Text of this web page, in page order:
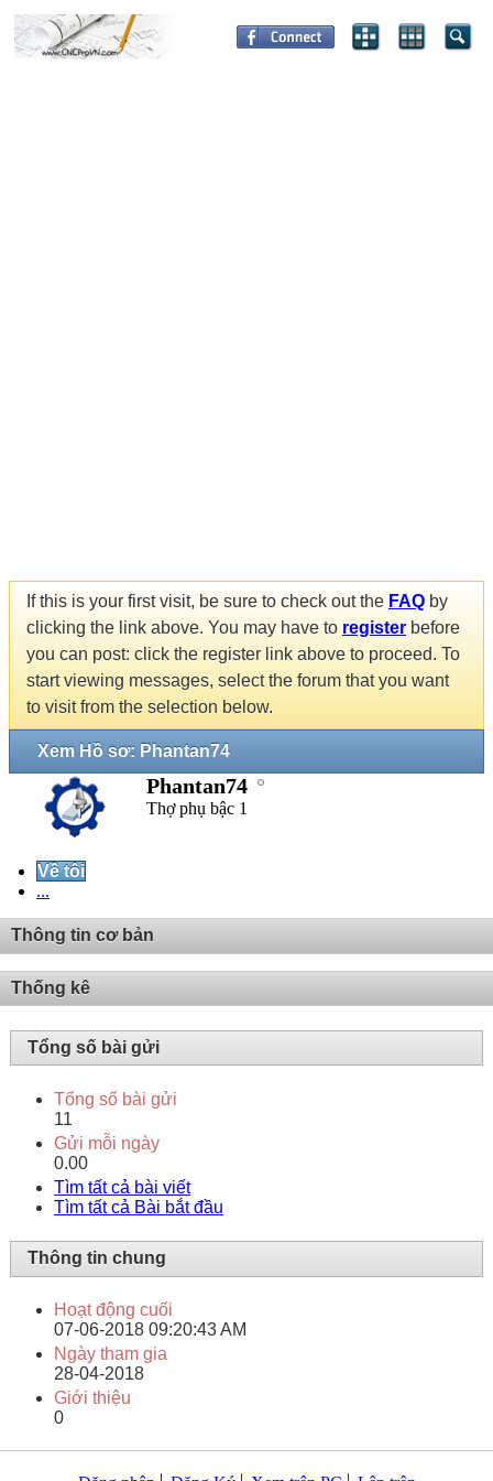
If this is your first visit, be sure to check out the FAQ by
clicking the link above. You may have to register before
you can post: click the register link above to proceed. To
start viewing messages, select the forum that you want
to visit from the selection below.
Xem Hồ sơ: Phantan74
Phantan74
Thợ phụ bậc 1
Về tôi
...
Thông tin cơ bản
Thống kê
Tổng số bài gửi
Tổng số bài gửi
11
Gửi mỗi ngày
0.00
Tìm tất cả bài viết
Tìm tất cả Bài bắt đầu
Thông tin chung
Hoạt động cuối
07-06-2018 09:20:43 AM
Ngày tham gia
28-04-2018
Giới thiệu
0